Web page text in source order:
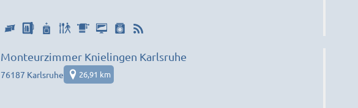
Monteurzimmer Knielingen Karlsruhe
76187 Karlsruhe 26,91 km